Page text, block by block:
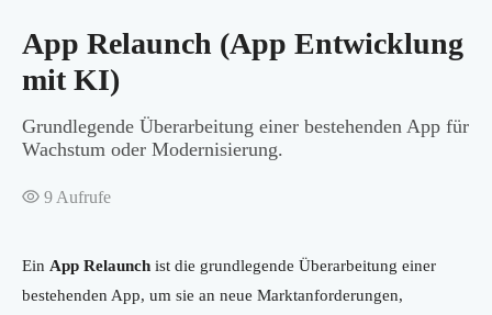
App Relaunch (App Entwicklung
mit KI)
Grundlegende Überarbeitung einer bestehenden App für
Wachstum oder Modernisierung.
9 Aufrufe
Ein App Relaunch ist die grundlegende Überarbeitung einer
bestehenden App, um sie an neue Marktanforderungen,